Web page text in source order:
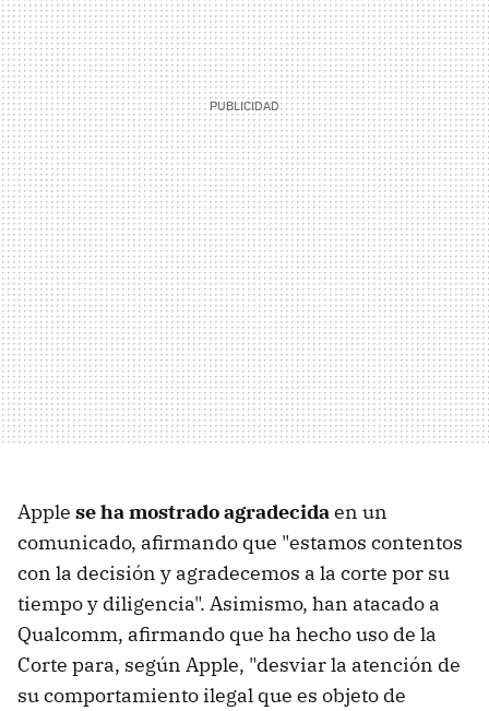
Apple se ha mostrado agradecidaen un
comunicado, afirmando que "estamos contentos
con la decisión y agradecemos a la corte por su
tiempo y diligencia". Asimismo, han atacado a
Qualcomm, afirmando que ha hecho uso de la
Corte para, según Apple, "desviar la atención de
su comportamiento ilegal que es objeto de